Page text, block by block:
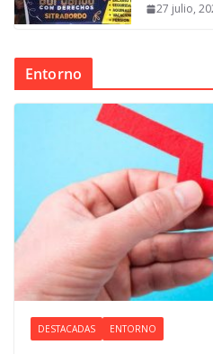
27 julio,
Entorno
DESTACADAS ENTORNO